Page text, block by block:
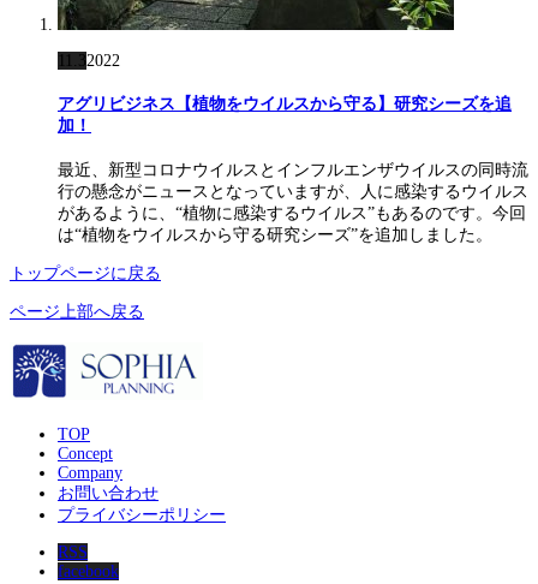
11.32022
アグリビジネス【植物をウイルスから守る】研究シーズを追
加！
最近、新型コロナウイルスとインフルエンザウイルスの同時流
行の懸念がニュースとなっていますが、人に感染するウイルス
があるように、“植物に感染するウイルス”もあるのです。今回
は“植物をウイルスから守る研究シーズ”を追加しました。
トップページに戻る
ページ上部へ戻る
TOP
Concept
Company
お問い合わせ
プライバシーポリシー
RSS
facebook